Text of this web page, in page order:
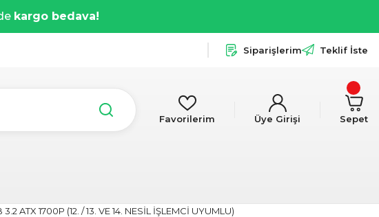
kargo bedava!
Siparişlerim Teklif İste
Favorilerim Üye Girişi Sepet
ATX 1700P (12. / 13. VE 14. NESİL İŞLEMCİ UYUMLU)